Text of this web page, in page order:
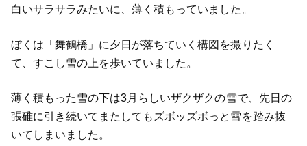
白いサラサラみたいに、薄く積もっていました。
ぼくは「舞鶴橋」に夕日が落ちていく構図を撮りたく
て、すこし雪の上を歩いていました。
薄く積もった雪の下は3月らしいザクザクの雪で、先日の
張碓に引き続いてまたしてもズボッズボっと雪を踏み抜
いてしまいました。